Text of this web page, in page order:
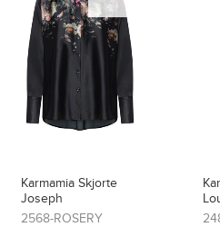
Karmamia Bukser
2481-ROSERY